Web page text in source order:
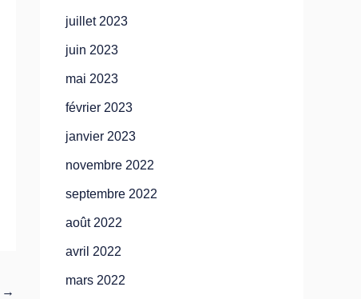
→
juillet 2023
juin 2023
mai 2023
février 2023
janvier 2023
novembre 2022
septembre 2022
août 2022
avril 2022
mars 2022